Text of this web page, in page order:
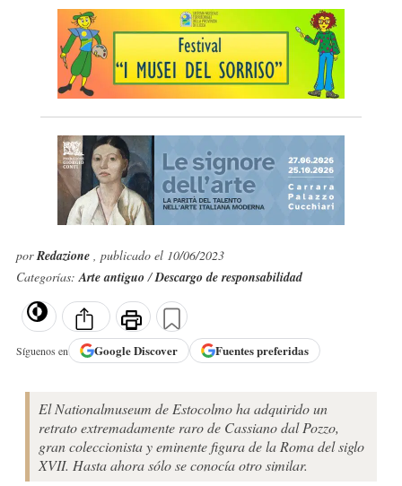
porRedazione , publicado el 10/06/2023
Categorías:Arte antiguo/Descargo de responsabilidad
Síguenos en GoogleDiscover Fuentes preferidas
El Nationalmuseum de Estocolmo ha adquirido un
retrato extremadamente raro de Cassiano dal Pozzo,
gran coleccionista y eminente figura de la Roma del siglo
XVII. Hasta ahora sólo se conocía otro similar.